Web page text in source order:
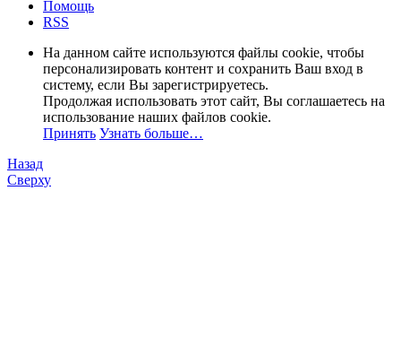
Помощь
RSS
На данном сайте используются файлы cookie, чтобы
персонализировать контент и сохранить Ваш вход в
систему, если Вы зарегистрируетесь.
Продолжая использовать этот сайт, Вы соглашаетесь на
использование наших файлов cookie.
Принять Узнать больше…
Назад
Сверху